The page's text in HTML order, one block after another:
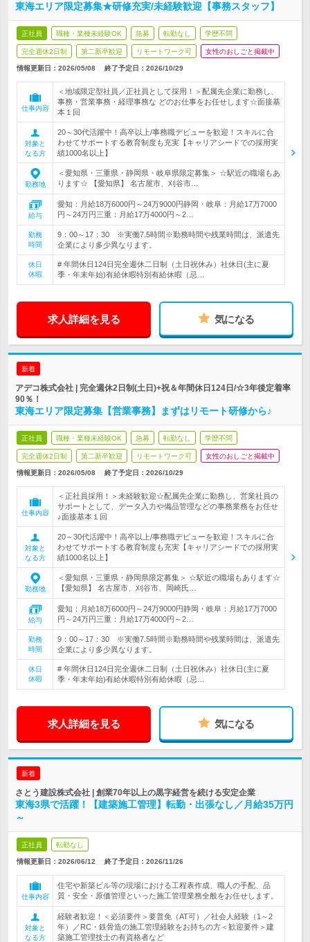
東海エリア限定募集★研修充実/未経験歓迎【事務スタッフ】
正社員 職種・業種未経験OK 急募 転勤なし 学歴不問
完全週休2日制 第二新卒歓迎 リモートワーク可 女性のおしごと掲載中
情報更新日：2026/05/08 終了予定日： 2026/10/29
仕事内容
＜地域限定型社員／正社員として採用！＞配属先企業に勤務し、
事務・営業事務・経理事務な どのお仕事をお任せします☆面接基
本１回
対象と
なる方
20～30代活躍中！高卒以上/事務職デビューを歓迎！スキルに合
わせてサポートする教育制度も充実【キャリアシードでの採用実
績1000名以上】
勤務地
＜愛知県・三重県・静岡県・岐阜県限定募集＞ ☆駅近の職場もあ
ります☆ 【愛知県】 名古屋市、刈谷市…
給与
愛知：月給18万6000円～24万9000円静岡・岐阜：月給17万7000
円～24万円三重：月給17万4000円～2…
勤務
時間
9：00～17：30 ※実働7.5時間※勤務時間や残業時間は、派遣先
企業により多少異なります。
休日
休暇
# 年間休日124日完全週休二日制（土日祝休み）社休日(主に夏
季・年末年始)有給休暇特別有給休暇（忌…
求人詳細を見る 気になる
新着
アデコ株式会社 | 完全週休2日制(土日)+祝＆年間休日124日/☆3年後定着率
90％！
東海エリア限定募集【営業事務】まずはリモート研修から♪
正社員 職種・業種未経験OK 急募 転勤なし 学歴不問
完全週休2日制 第二新卒歓迎 リモートワーク可 女性のおしごと掲載中
情報更新日：2026/05/08 終了予定日： 2026/10/29
仕事内容
＜正社員採用！＞未経験歓迎☆配属先企業に勤務し、営業社員の
サポートとして、データ入力や備品管理などの事務業務をお任せ
♪面接基本１回
対象と
なる方
20～30代活躍中！高卒以上/事務職デビューを歓迎！スキルに合
わせてサポートする教育制度も充実【キャリアシードでの採用実
績1000名以上】
勤務地
＜愛知県・三重県・静岡県限定募集＞ ☆駅近の職場もあります☆
【愛知県】 名古屋市、刈谷市、岡崎氏…
給与
愛知：月給18万6000円～24万9000円静岡・岐阜：月給17万7000
円～24万円三重：月給17万4000円～2…
勤務
時間
9：00～17：30 ※実働7.5時間※勤務時間や残業時間は、派遣先
企業により多少異なります。
休日
休暇
# 年間休日124日完全週休二日制（土日祝休み）社休日(主に夏
季・年末年始)有給休暇特別有給休暇（忌…
求人詳細を見る 気になる
新着
さとう建設株式会社 | 創業70年以上の黒字経営を続ける安定企業
東海3県で活躍！【建築施工管理】転勤・出張なし／月給35万円
～
正社員 転勤なし
情報更新日：2026/06/12 終了予定日： 2026/11/26
仕事内容
住宅や新築ビル等の現場における工程表作成、職人の手配、品
質・安全・原価管理といった施工管理業務全般をお任せします。
対象と
なる方
経験者歓迎！＜必須要件＞要普免（AT可）／社会人経験（1～2
年）／RC・鉄骨造の施工管理経験をお持ちの方＜歓迎要件＞建
築施工管理技士の有資格者など